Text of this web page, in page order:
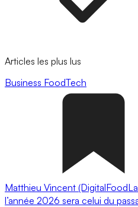
Articles les plus lus
Business FoodTech
Matthieu Vincent
l’année 2026 sera celui du